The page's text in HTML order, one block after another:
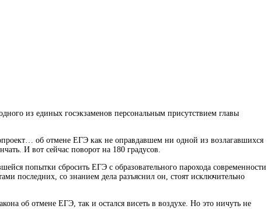
из единых госэкзаменов персональным присутствием главы
об отмене ЕГЭ как не оправдавшем ни одной из возлагавшихся
И вот сейчас поворот на 180 градусов.
попытки сбросить ЕГЭ с образовательного парохода современности
последних, со знанием дела разъяснил он, стоят исключительно
об отмене ЕГЭ, так и остался висеть в воздухе. Но это ничуть не